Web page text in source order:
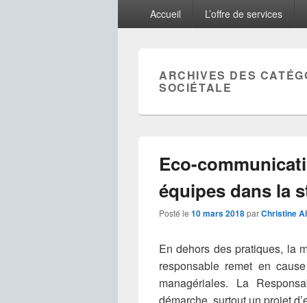
principalAccueil L’offre de services
ARCHIVES DES
SOCIÉTALE
Eco-
équipes dans la
Posté le 10 mars 2018parChristine
En dehors des pratiques, la
responsable remet en
managériales. La